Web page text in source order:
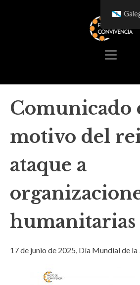
Comunicado
motivo del
ataque a
humanitarias
17 de junio de 2025, Día Mundial de